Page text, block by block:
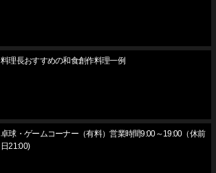
料理長おすすめの和食創作料理一例
卓球・ゲームコーナー（有料）営業時間9:00～19:00（休前
日21:00)